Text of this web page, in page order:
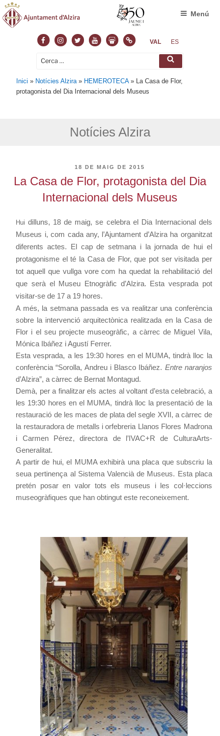
FacebookInstagram
TwitterYoutubeSlideshare
NormasVAL ES
Cerca: Cerca
Menú
Inici » Notícies Alzira » HEMEROTECA» La Casa de Flor,
protagonista del Dia Internacional dels Museus
Notícies Alzira
PUBLICAT
18 DE MAIG DE 2015
La Casa de Flor, protagonista del Dia
Internacional dels Museus
Hui dilluns, 18 de maig, se celebra el Dia Internacional dels
Museus i, com cada any, l’Ajuntament d’Alzira ha organitzat
diferents actes. El cap de setmana i la jornada de hui el
protagonisme el té la Casa de Flor, que pot ser visitada per
tot aquell que vullga vore com ha quedat la rehabilitació del
que serà el Museu Etnogràfic d’Alzira. Esta vesprada pot
visitar-se de 17 a 19 hores.
A més, la setmana passada es va realitzar una conferència
sobre la intervenció arquitectònica realitzada en la Casa de
Flor i el seu projecte museogràfic, a càrrec de Miguel Vila,
Mónica Ibáñez i Agustí Ferrer.
Esta vesprada, a les 19:30 hores en el MUMA, tindrà lloc la
conferència “Sorolla, Andreu i Blasco Ibáñez. Entre naranjos
d’Alzira”, a càrrec de Bernat Montagud.
Demà, per a finalitzar els actes al voltant d’esta celebració, a
les 19:30 hores en el MUMA, tindrà lloc la presentació de la
restauració de les maces de plata del segle XVII, a càrrec de
la restauradora de metalls i orfebreria Llanos Flores Madrona
i Carmen Pérez, directora de l’IVAC+R de CulturaArts-
Generalitat.
A partir de hui, el MUMA exhibirà una placa que subscriu la
seua pertinença al Sistema Valencià de Museus. Esta placa
pretén posar en valor tots els museus i les col·leccions
museogràfiques que han obtingut este reconeixement.